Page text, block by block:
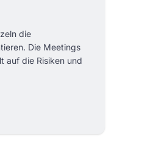
die
Die Meetings
auf die Risiken und